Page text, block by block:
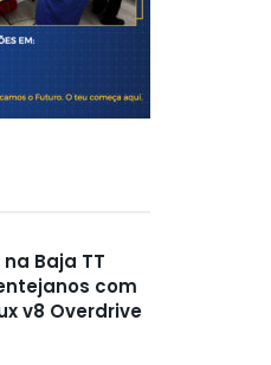
Baja TT
com
v8 Overdrive